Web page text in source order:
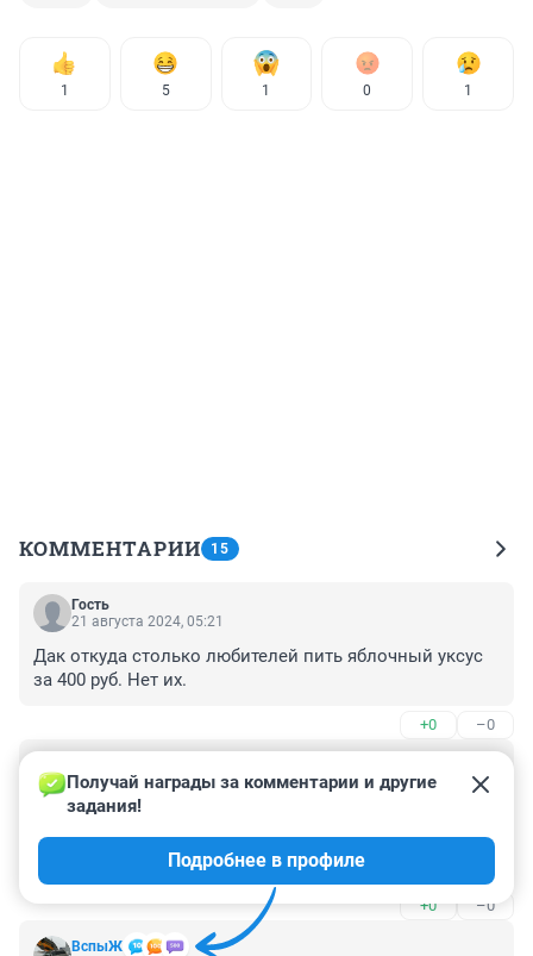
1 5 1 0 1
КОММЕНТАРИИ 15
Гость
21 августа 2024, 05:21
Дак откуда столько любителей пить яблочный уксус
за 400 руб. Нет их.
+0 –0
20 августа 2024, 19:48
Много узнал матерков, но ШТОБ такие!
Обычно идут малолетки и вместо внятной речи
произносят "БЛИН".
Я, блин, вчера, блин, ходил, блин и т.д. и т.п. Блинами
успели объесться бедолаги.
До чего дошёл прогресс.
+0 –0
ВспыЖ
Получай награды за комментарии и другие
задания!
Подробнее в профиле